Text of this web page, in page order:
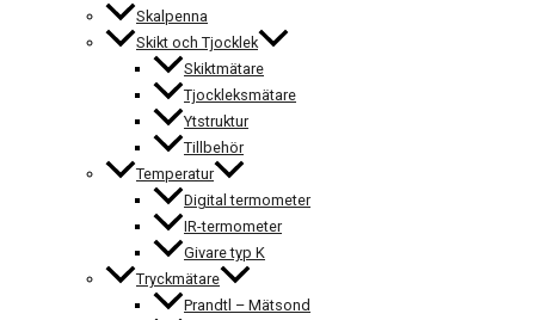
Skalpenna
Skikt och Tjocklek
Skiktmätare
Tjockleksmätare
Ytstruktur
Tillbehör
Temperatur
Digital termometer
IR-termometer
Givare typ K
Tryckmätare
Prandtl – Mätsond